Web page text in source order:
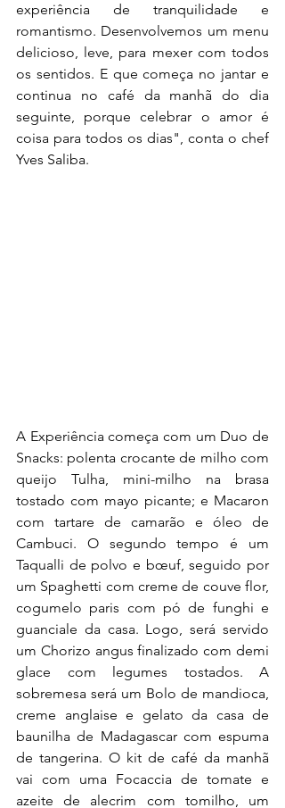
experiência de tranquilidade e
romantismo. Desenvolvemos um menu
delicioso, leve, para mexer com todos
os sentidos. E que começa no jantar e
continua no café da manhã do dia
seguinte, porque celebrar o amor é
coisa para todos os dias", conta o chef
Yves Saliba.
A Experiência começa com um Duo de
Snacks: polenta crocante de milho com
queijo Tulha, mini-milho na brasa
tostado com mayo picante; e Macaron
com tartare de camarão e óleo de
Cambuci. O segundo tempo é um
Taqualli de polvo e bœuf, seguido por
um Spaghetti com creme de couve flor,
cogumelo paris com pó de funghi e
guanciale da casa. Logo, será servido
um Chorizo angus finalizado com demi
glace com legumes tostados. A
sobremesa será um Bolo de mandioca,
creme anglaise e gelato da casa de
baunilha de Madagascar com espuma
de tangerina. O kit de café da manhã
vai com uma Focaccia de tomate e
azeite de alecrim com tomilho, um